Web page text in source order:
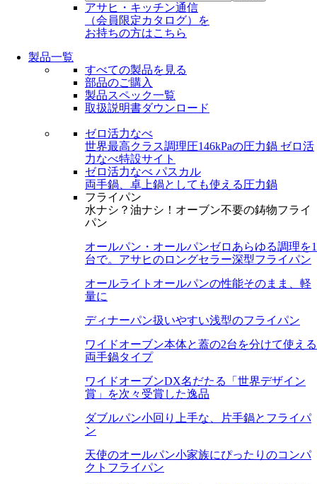
アサヒ・キッチン通信
（会員限定カタログ）を
お持ちの方はこちら
製品一覧
すべての製品を見る
部品のご購入
製品スペック一覧
取扱説明書ダウンロード
ゼロ活力なべ
世界最高クラス調理圧146kPaの圧力鍋 ゼロ活
力なべ特設サイト
ゼロ活力なべ パスカル
両手鍋、卓上鍋としても使える圧力鍋
フライパン
水ナシ？油ナシ！オーブン不要の鋳物フライ
パン
オールパン・オールパンゼロ あらゆる調理を1
台で。アサヒのロングセラー深型フライパン
オールライト オールパンの性能そのまま、軽
量に
ディナーパン扱いやすい浅型のフライパン
ワイドオーブン本体と蓋の2台を分けて使える
両手鍋タイプ
ワイドオーブンDX名だたる「世界デザイン
賞」を次々受賞した逸品
ダブルパン小回り上手な、片手鍋とフライパ
ン
天使のオールパン小家族にぴったりのコンパ
クトフライパン